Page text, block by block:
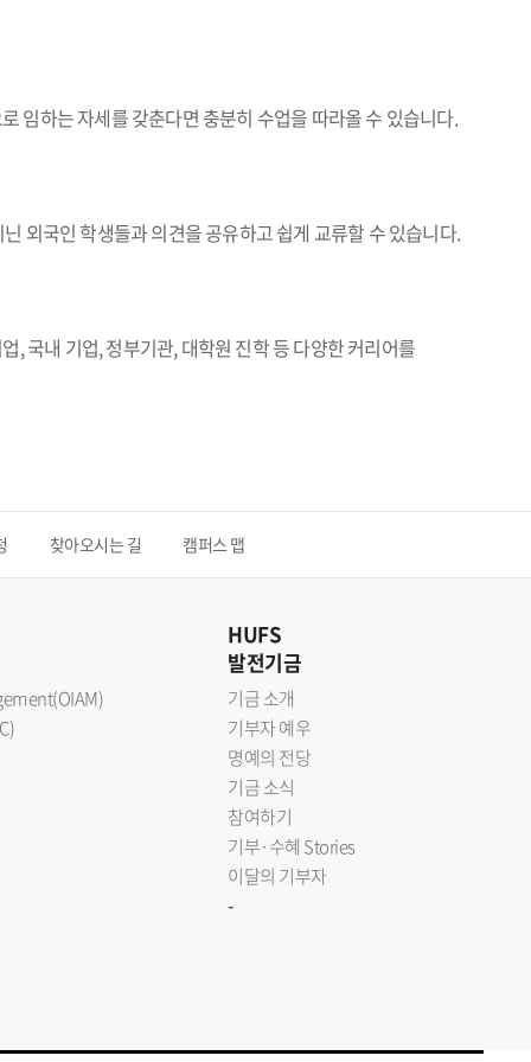
임하는 자세를 갖춘다면 충분히 수업을 따라올 수 있습니다.
외국인 학생들과 의견을 공유하고 쉽게 교류할 수 있습니다.
, 국내 기업, 정부기관, 대학원 진학 등 다양한 커리어를
찾아오시는 길 캠퍼스 맵
HUFS
발전기금
기금 소개
기부자 예우
명예의 전당
기금 소식
참여하기
기부·수혜 Stories
이달의 기부자
-